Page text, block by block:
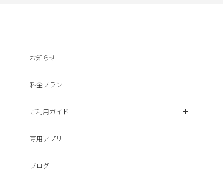
お知らせ
料金プラン
ご利用ガイド
専用アプリ
ブログ